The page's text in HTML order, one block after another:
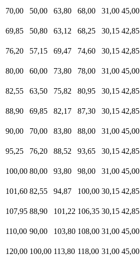
70,00
50,00 63,80 68,00 31,00 45,00
69,85
50,80 63,12 68,25 30,15 42,85
76,20
57,15 69,47 74,60 30,15 42,85
80,00
60,00 73,80 78,00 31,00 45,00
82,55
63,50 75,82 80,95 30,15 42,85
88,90
69,85 82,17 87,30 30,15 42,85
90,00
70,00 83,80 88,00 31,00 45,00
95,25
76,20 88,52 93,65 30,15 42,85
100,00 80,00 93,80 98,00 31,00 45,00
101,60 82,55 94,87 100,00 30,15 42,85
107,95 88,90 101,22 106,35 30,15 42,85
110,00 90,00 103,80 108,00 31,00 45,00
120,00 100,00 113,80 118,00 31,00 45,00